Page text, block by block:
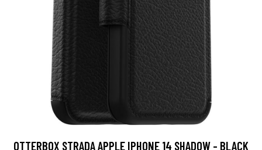
OTTERBOX STRADA APPLE IPHONE 14 SHADOW - BLACK